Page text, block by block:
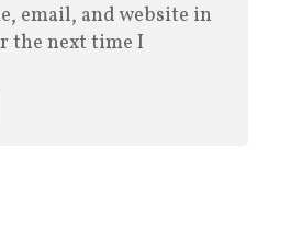
email, and website in
the next time I